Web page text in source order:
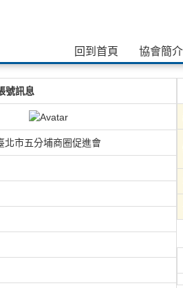
回到首頁 協會簡介
號訊息
北市五分埔商圈促進會